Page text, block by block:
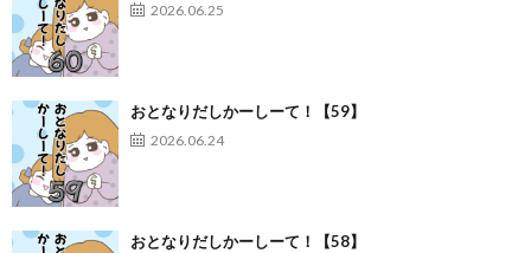
2026.06.25
おとなりだしかーしーて！【59】
2026.06.24
おとなりだしかーしーて！【58】